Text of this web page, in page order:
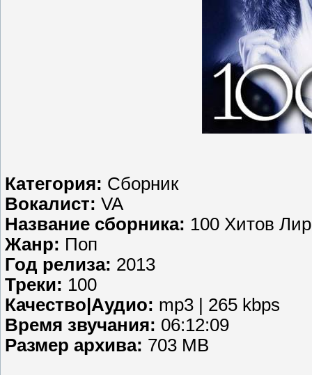
Категория: Сборник
Вокалист: VA
Название сборника: 100 Хитов
Жанр: Поп
Год релиза: 2013
Треки: 100
Качество|Аудио: mp3 | 265 kbps
Время звучания: 06:12:09
Размер архива: 703 MB